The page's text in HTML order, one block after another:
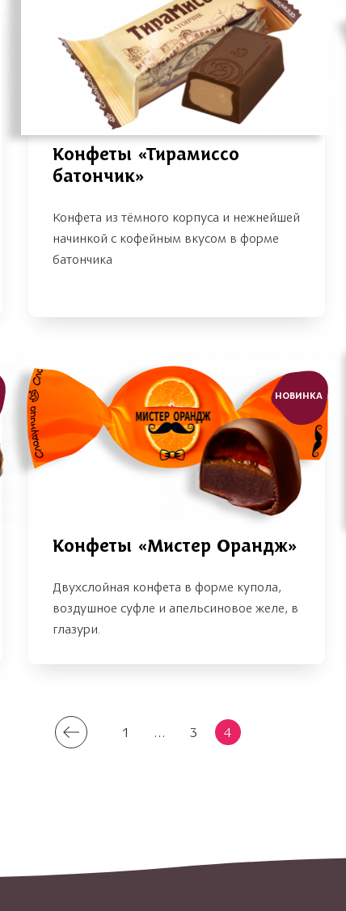
Конфеты «Тирамиссо
батончик»
Конфета из тёмного корпуса и нежнейшей
начинкой с кофейным вкусом в форме
батончика
НОВИНКА
Конфеты «Мистер Орандж»
Двухслойная конфета в форме купола,
воздушное суфле и апельсиновое желе, в
глазури.
1 ... 3 4